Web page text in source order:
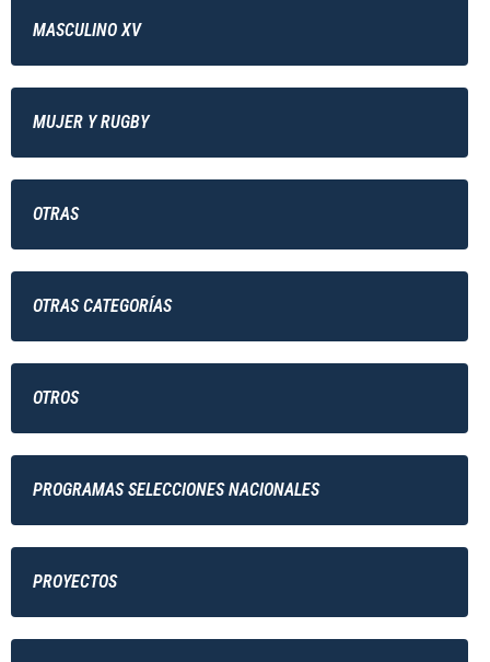
MASCULINO XV
MUJER Y RUGBY
OTRAS
OTRAS CATEGORÍAS
OTROS
PROGRAMAS SELECCIONES NACIONALES
PROYECTOS